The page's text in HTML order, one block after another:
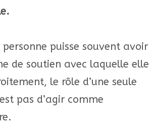
personne puisse souvent avoir
de soutien avec laquelle elle
le rôle d’une seule
pas d’agir comme